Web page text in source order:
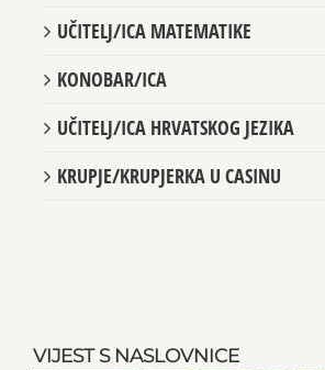
VIJEST S NASLOVNICE
UČITELJ/ICA MATEMATIKE
KONOBAR/ICA
UČITELJ/ICA HRVATSKOG JEZIKA
KRUPJE/KRUPJERKA U CASINU